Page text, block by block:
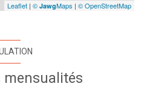
Leaflet | © JawgMaps | © OpenStreetMap
mensualités